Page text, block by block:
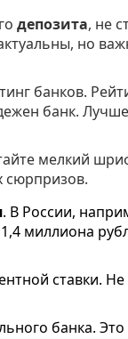
депозита, не
но
банков.
банк.
мелкий
сюрпризов.
. В России,
миллиона
ставки.
банка. Это